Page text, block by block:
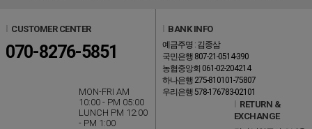
CUSTOMER CENTER
070-8276-5851
MON-FRI AM
10:00 - PM 05:00
LUNCH PM 12:00
- PM 1:00
BANK INFO
예금주명 : 김종삼
국민은행 807-21-0514-390
농협중앙회 061-02-204214
하나은행 275-810101-75807
우리은행 578-176783-02101
RETURN &
EXCHANGE